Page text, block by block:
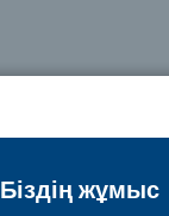
Біздің жұмыс